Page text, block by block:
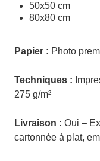
50x50 cm
80x80 cm
Papier : Photo
Techniques :
275 g/m²
Livraison : Oui –
cartonnée à plat,